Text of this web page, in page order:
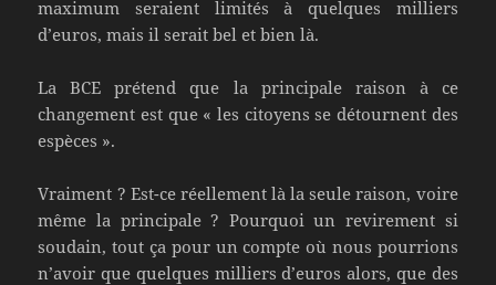
maximum seraient limités à quelques milliers
d’euros, mais il serait bel et bien là.
La BCE prétend que la principale raison à ce
changement est que « les citoyens se détournent des
espèces ».
Vraiment ? Est-ce réellement là la seule raison, voire
même la principale ? Pourquoi un revirement si
soudain, tout ça pour un compte où nous pourrions
n’avoir que quelques milliers d’euros alors, que des